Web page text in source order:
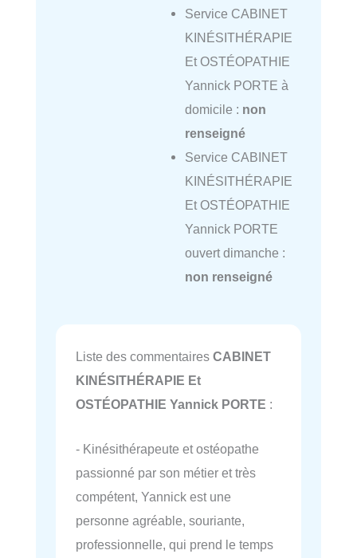
Service CABINET
KINÉSITHÉRAPIE
Et OSTÉOPATHIE
Yannick PORTE à
domicile : non
renseigné
Service CABINET
KINÉSITHÉRAPIE
Et OSTÉOPATHIE
Yannick PORTE
ouvert dimanche :
non renseigné
Liste des commentaires CABINET
KINÉSITHÉRAPIE Et
OSTÉOPATHIE Yannick PORTE :
- Kinésithérapeute et ostéopathe
passionné par son métier et très
compétent, Yannick est une
personne agréable, souriante,
professionnelle, qui prend le temps